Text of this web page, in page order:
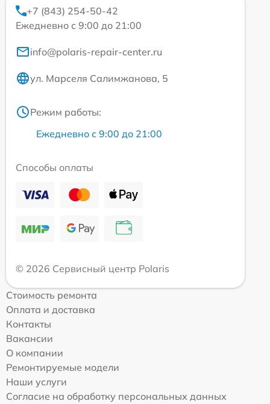
+7 (843) 254-50-42
Ежедневно с 9:00 до 21:00
info@polaris-repair-center.ru
ул. Марселя Салимжанова, 5
Режим работы:
Ежедневно с 9:00 до 21:00
Способы оплаты
© 2026 Сервисный центр Polaris
Стоимость ремонта
Оплата и доставка
Контакты
Вакансии
О компании
Ремонтируемые модели
Наши услуги
Согласие на обработку персональных данных